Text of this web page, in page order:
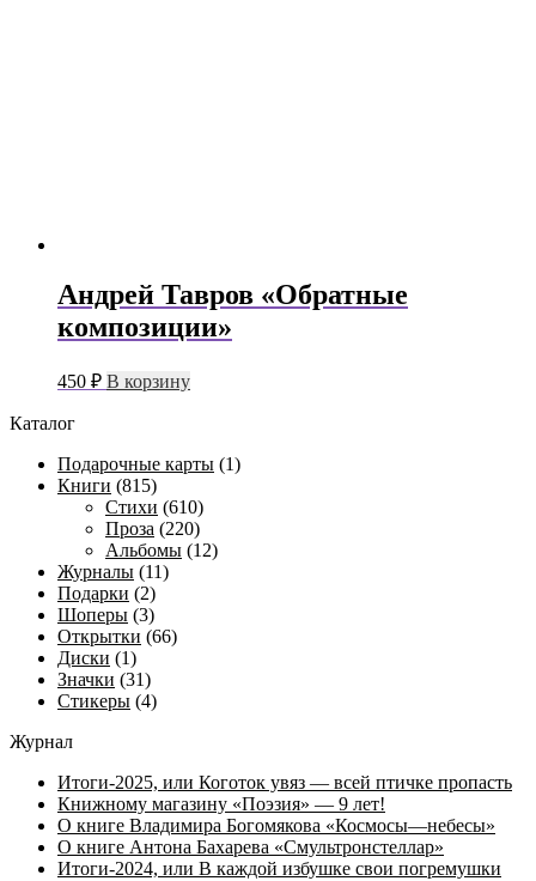
Андрей Тавров «Обратные
композиции»
450 ₽ В корзину
Каталог
Подарочные карты (1)
Книги (815)
Стихи (610)
Проза (220)
Альбомы (12)
Журналы (11)
Подарки (2)
Шоперы (3)
Открытки (66)
Диски (1)
Значки (31)
Стикеры (4)
Журнал
Итоги-2025, или Коготок увяз — всей птичке пропасть
Книжному магазину «Поэзия» — 9 лет!
О книге Владимира Богомякова «Космосы—небесы»
О книге Антона Бахарева «Смультронстеллар»
Итоги-2024, или В каждой избушке свои погремушки